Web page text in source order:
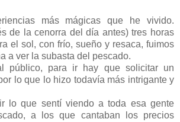
más mágicas que he vivido.
de la cenorra del día antes) tres horas
el sol, con frío, sueño y resaca, fuimos
a ver la subasta del pescado.
público, para ir hay que solicitar un
lo que lo hizo todavía más intrigante y
lo que sentí viendo a toda esa gente
a los que cantaban los precios